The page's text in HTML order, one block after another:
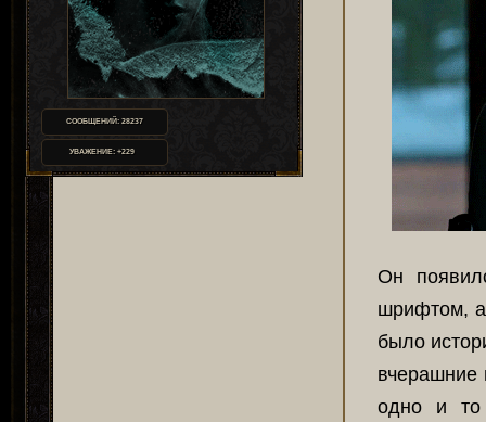
СООБЩЕНИЙ: 28237
УВАЖЕНИЕ: +229
Он
шрифтом, а
было
вчерашние
одно и то